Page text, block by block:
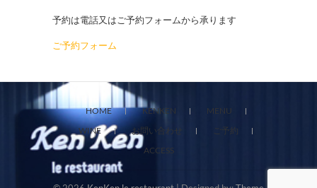
予約は電話又はご予約フォームから承ります
ご予約フォーム
HOME KENKEN
MENU
WINE
お問い合わせ
ご予約
ACCESS